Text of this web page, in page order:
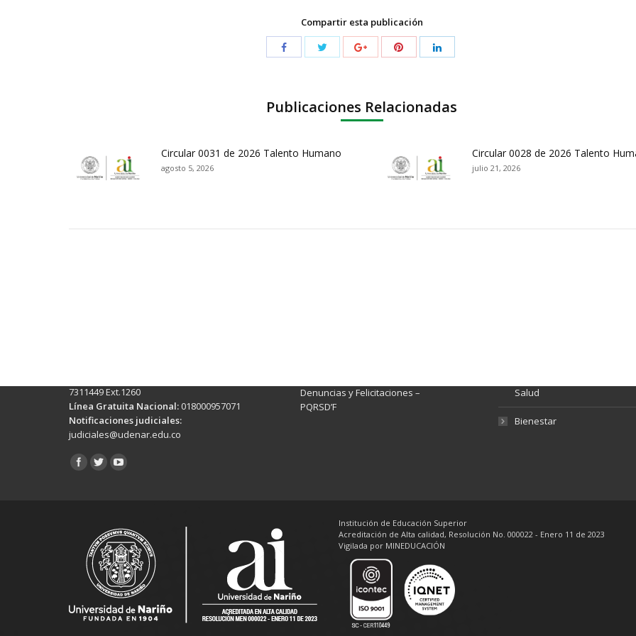
Compartir esta publicación
Publicaciones Relacionadas
Circular 0031 de 2026 Talento Humano
agosto 5, 2026
Circular 0028 de 2026 Talento
julio 21, 2026
7311449 Ext.1260
Línea Gratuita Nacional: 018000957071
Notificaciones judiciales:
judiciales@udenar.edu.co
Encuéntranos en:
Denuncias y Felicitaciones –
PQRSD’F
Salud
Bienestar
Institución de Educación Superior
Acreditación de Alta calidad, Resolución No. 000022 - Enero 11 de 2023
Vigilada por MINEDUCACIÓN